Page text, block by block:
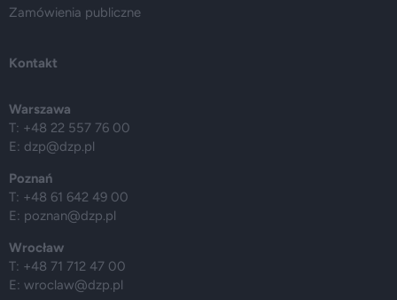
Zamówienia publiczne
Kontakt
Warszawa
T: +48 22 557 76 00
E: dzp@dzp.pl
Poznań
T: +48 61 642 49 00
E: poznan@dzp.pl
Wrocław
T: +48 71 712 47 00
E: wroclaw@dzp.pl